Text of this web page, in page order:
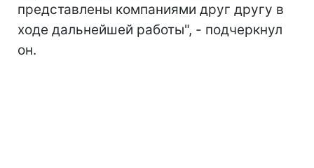
представлены компаниями друг другу в
ходе дальнейшей работы", - подчеркнул
он.